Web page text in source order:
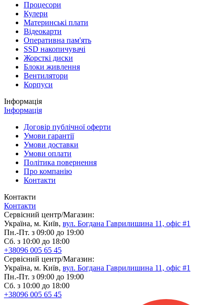
Процесори
Кулери
Материнські плати
Відеокарти
Оперативна пам'ять
SSD накопичувачі
Жорсткі диски
Блоки живлення
Вентилятори
Корпуси
Інформація
Інформація
Договір публічної оферти
Умови гарантії
Умови доставки
Умови оплати
Політика повернення
Про компанію
Контакти
Контакти
Контакти
Сервісний центр/Магазин:
Україна, м. Київ, вул. Богдана Гаврилишина 11, офіс #1
Пн.-Пт. з 09:00 до 19:00
Сб. з 10:00 до 18:00
+38096 005 65 45
Сервісний центр/Магазин:
Україна, м. Київ, вул. Богдана Гаврилишина 11, офіс #1
Пн.-Пт. з 09:00 до 19:00
Сб. з 10:00 до 18:00
+38096 005 65 45